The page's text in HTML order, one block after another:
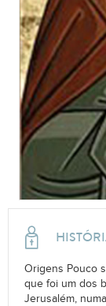
Origens Pouco
que foi um dos
Jerusalém,